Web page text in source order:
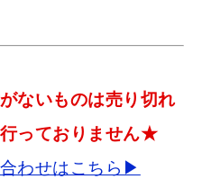
ないものは売り切れ
っておりません★
わせはこちら▶